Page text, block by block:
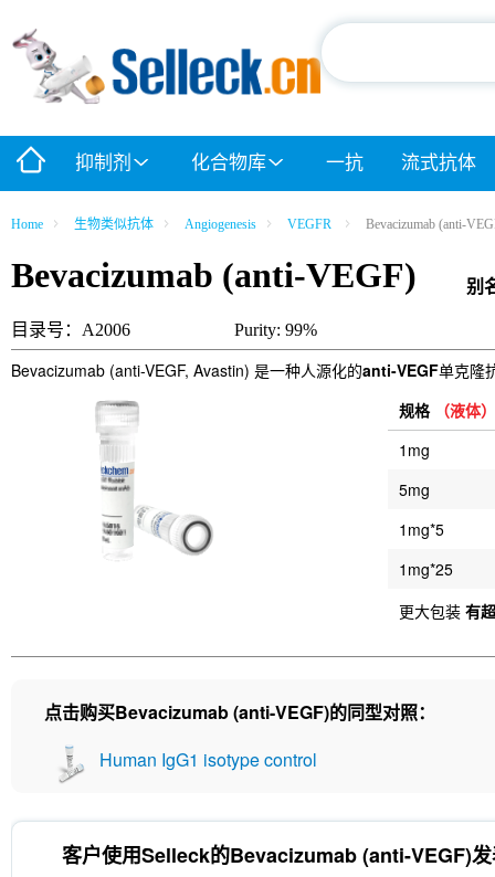
抑制剂 化合物库 一抗 流式抗体
Home 生物类似抗体 Angiogenesis VEGFR Bevacizumab (anti-
Bevacizumab (anti-VEGF) 别
目录号：A2006 Purity: 99%
Bevacizumab (anti-VEGF, Avastin) 是一种人源化的anti-VEGF单克隆
规格 （液体）
1mg
5mg
1mg*5
1mg*25
更大包装 有
点击购买Bevacizumab (anti-VEGF)的同型对照：
Human IgG1 isotype control
客户使用Selleck的Bevacizumab (anti-VEGF)